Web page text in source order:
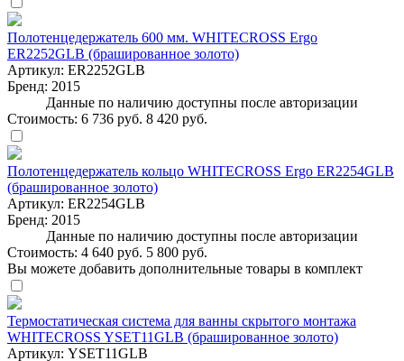
Полотенцедержатель 600 мм. WHITECROSS Ergo
ER2252GLB (брашированное золото)
Артикул: ER2252GLB
Бренд: 2015
Данные по наличию доступны после авторизации
Стоимость: 6 736 руб. 8 420 руб.
Полотенцедержатель кольцо WHITECROSS Ergo ER2254GLB
(брашированное золото)
Артикул: ER2254GLB
Бренд: 2015
Данные по наличию доступны после авторизации
Стоимость: 4 640 руб. 5 800 руб.
Вы можете добавить дополнительные товары в комплект
Термостатическая система для ванны скрытого монтажа
WHITECROSS YSET11GLB (брашированное золото)
Артикул: YSET11GLB